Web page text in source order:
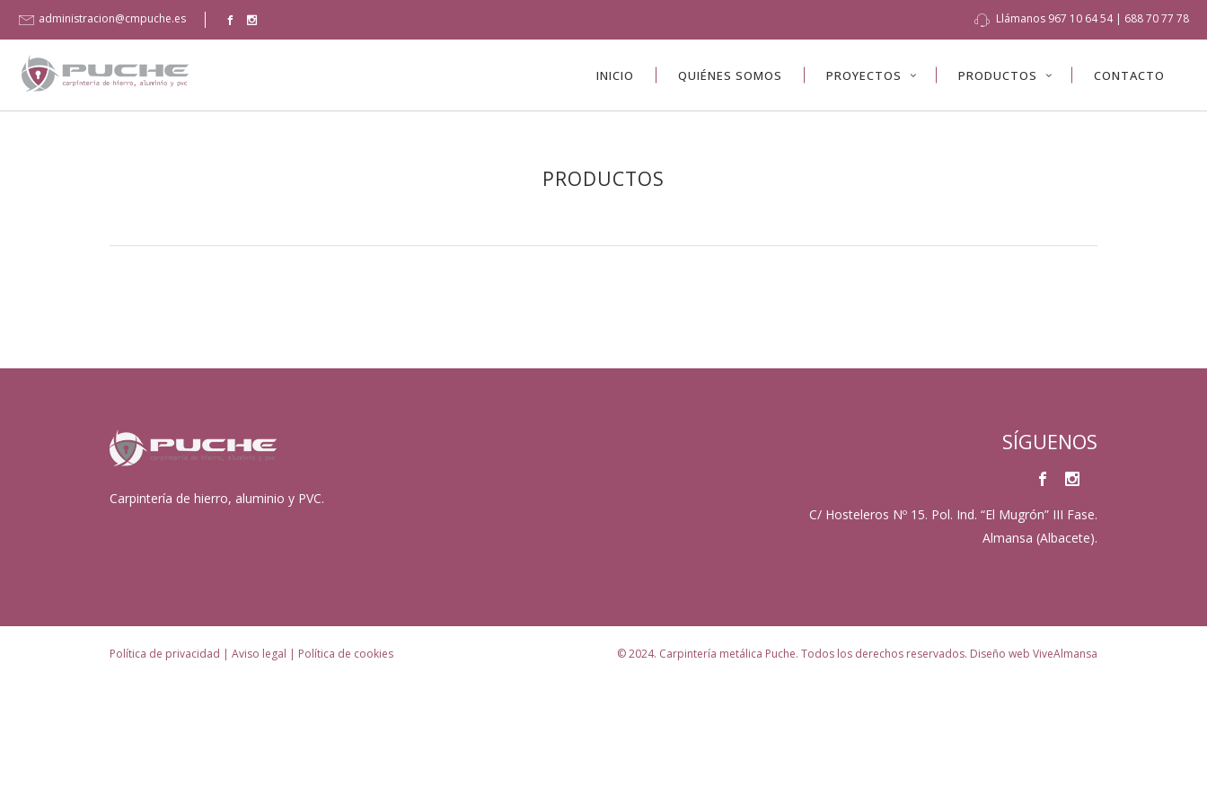
administracion@cmpuche.es Llámanos 967 10 64 54| 688 70 77 78
INICIO QUIÉNES SOMOS PROYECTOS PRODUCTOS CONTACTO
PRODUCTOS
Carpintería de hierro, aluminio y PVC.
SÍGUENOS
C/ Hosteleros Nº 15. Pol. Ind. “El Mugrón” III Fase.
Almansa (Albacete).
Política de privacidad | Aviso legal | Política de cookies © 2024. Carpintería metálica Puche. Todos los derechos reservados. Diseño web ViveAlmansa